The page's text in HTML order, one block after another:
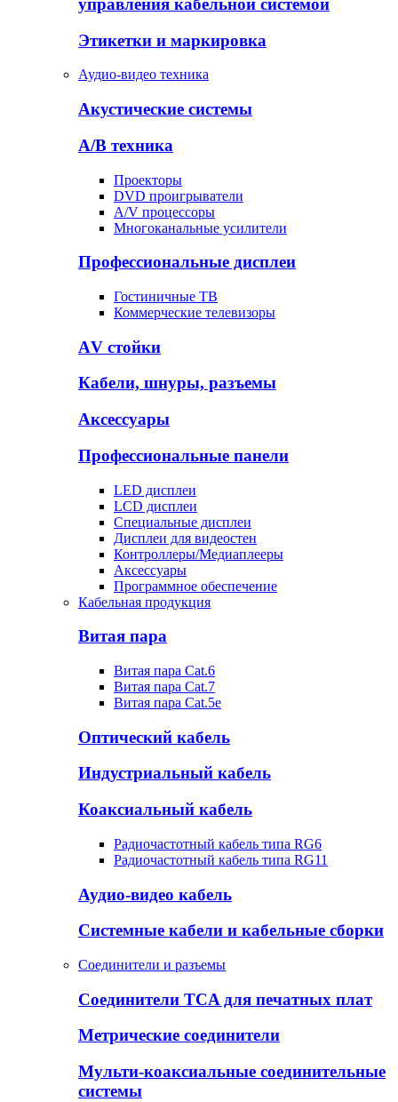
управления кабельной системой
Этикетки и маркировка
Аудио-видео техника
Акустические системы
А/В техника
Проекторы
DVD проигрыватели
A/V процессоры
Многоканальные усилители
Профессиональные дисплеи
Гостиничные ТВ
Коммерческие телевизоры
АV стойки
Кабели, шнуры, разъемы
Аксессуары
Профессиональные панели
LED дисплеи
LCD дисплеи
Специальные дисплеи
Дисплеи для видеостен
Контроллеры/Медиаплееры
Аксессуары
Программное обеспечение
Кабельная продукция
Витая пара
Витая пара Cat.6
Витая пара Cat.7
Витая пара Cat.5e
Оптический кабель
Индустриальный кабель
Коаксиальный кабель
Радиочастотный кабель типа RG6
Радиочастотный кабель типа RG11
Аудио-видео кабель
Системные кабели и кабельные сборки
Соединители и разъемы
Соединители TCA для печатных плат
Метрические соединители
Мульти-коаксиальные соединительные
системы